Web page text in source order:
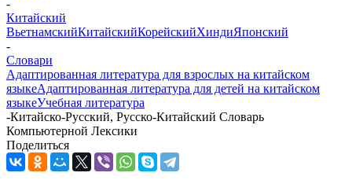
-
Китайский
ВьетнамскийКитайскийКорейскийХиндиЯпонский
-
Словари
Адаптированная литература для взрослых на китайском
языкеАдаптированная литература для детей на китайском
языкеУчебная литература
-Китайско-Русский, Русско-Китайский Словарь
Компьютерной Лексики
Поделиться